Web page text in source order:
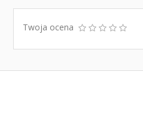
Twoja ocena